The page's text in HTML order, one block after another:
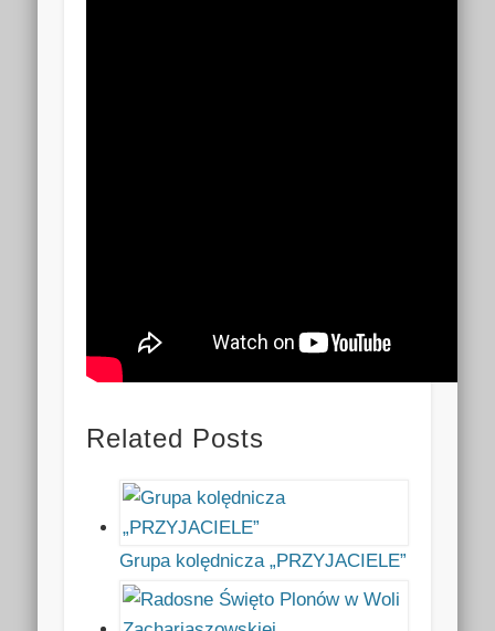
Related Posts
Grupa kolędnicza „PRZYJACIELE”